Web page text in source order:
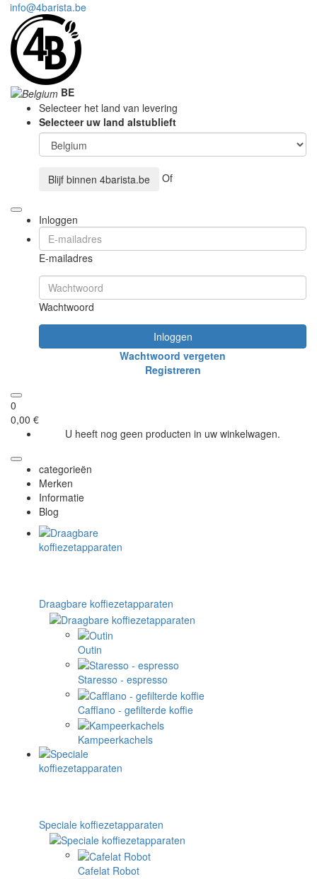
info@4barista.be
BE
Selecteer het land van levering
Selecteer uw land alstublieft
Blijf binnen 4barista.be Of
Inloggen
E-mailadres
Wachtwoord
Inloggen
Wachtwoord vergeten
Registreren
0
0,00 €
U heeft nog geen producten in uw winkelwagen.
categorieën
Merken
Informatie
Blog
Draagbare koffiezetapparaten
Outin
Staresso - espresso
Cafflano - gefilterde koffie
Kampeerkachels
Speciale koffiezetapparaten
Cafelat Robot